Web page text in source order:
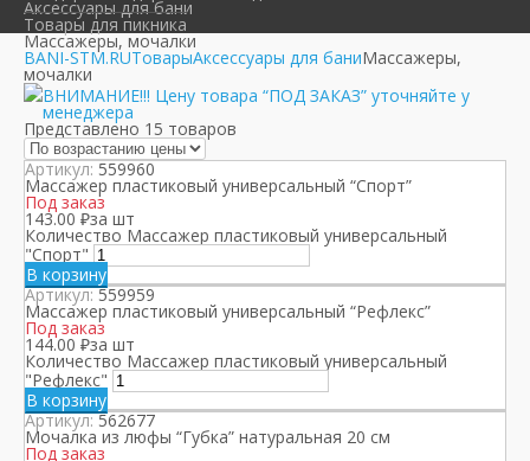
Аксессуары для бани
Товары для пикника
Массажеры, мочалки
BANI-STM.RUТоварыАксессуары для баниМассажеры,
мочалки
ВНИМАНИЕ!!! Цену товара “ПОД ЗАКАЗ” уточняйте у
менеджера
Представлено 15 товаров
Артикул:559960
Массажер пластиковый универсальный “Спорт”
Под заказ
143.00 ₽за шт
Количество Массажер пластиковый универсальный
"Спорт"
В корзину
Артикул:559959
Массажер пластиковый универсальный “Рефлекс”
Под заказ
144.00 ₽за шт
Количество Массажер пластиковый универсальный
"Рефлекс"
В корзину
Артикул:562677
Мочалка из люфы “Губка” натуральная 20 см
Под заказ